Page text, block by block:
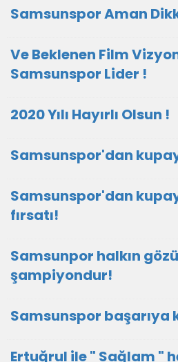
Samsunspor Aman
Ve Beklenen Film
Samsunspor Lider !
2020 Yılı Hayırlı Olsun !
Samsunspor'dan
Samsunspor'dan
fırsatı!
Samsunpor halkın
şampiyondur!
Samsunspor başarıya
Ertuğrul ile " Sağlam "